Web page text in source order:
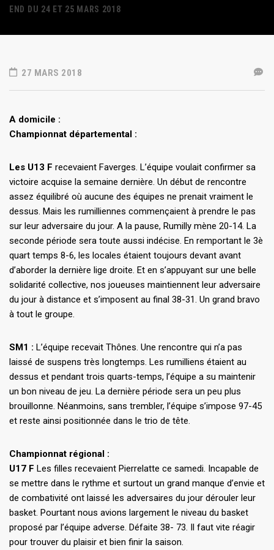
END DU 24 ET 25 MARS 2018
27 MARS 2018
A domicile :
Championnat départemental :
Les U13 F recevaient Faverges. L’équipe voulait confirmer sa
victoire acquise la semaine dernière. Un début de rencontre
assez équilibré où aucune des équipes ne prenait vraiment le
dessus. Mais les rumilliennes commençaient à prendre le pas
sur leur adversaire du jour. A la pause, Rumilly mène 20-14. La
seconde période sera toute aussi indécise. En remportant le 3è
quart temps 8-6, les locales étaient toujours devant avant
d’aborder la dernière lige droite. Et en s’appuyant sur une belle
solidarité collective, nos joueuses maintiennent leur adversaire
du jour à distance et s’imposent au final 38-31. Un grand bravo
à tout le groupe.
SM1 : L’équipe recevait Thônes. Une rencontre qui n’a pas
laissé de suspens très longtemps. Les rumilliens étaient au
dessus et pendant trois quarts-temps, l’équipe a su maintenir
un bon niveau de jeu. La dernière période sera un peu plus
brouillonne. Néanmoins, sans trembler, l’équipe s’impose 97-45
et reste ainsi positionnée dans le trio de tête.
Championnat régional :
U17 F Les filles recevaient Pierrelatte ce samedi. Incapable de
se mettre dans le rythme et surtout un grand manque d’envie et
de combativité ont laissé les adversaires du jour dérouler leur
basket. Pourtant nous avions largement le niveau du basket
proposé par l’équipe adverse. Défaite 38- 73. Il faut vite réagir
pour trouver du plaisir et bien finir la saison.